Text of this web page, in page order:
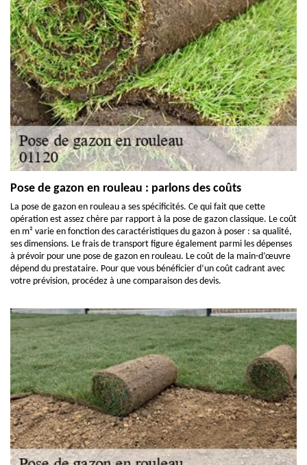
Pose de gazon en rouleau : parlons des coûts
La pose de gazon en rouleau a ses spécificités. Ce qui fait que cette
opération est assez chère par rapport à la pose de gazon classique. Le coût
en m² varie en fonction des caractéristiques du gazon à poser : sa qualité,
ses dimensions. Le frais de transport figure également parmi les dépenses
à prévoir pour une pose de gazon en rouleau. Le coût de la main-d’œuvre
dépend du prestataire. Pour que vous bénéficier d’un coût cadrant avec
votre prévision, procédez à une comparaison des devis.